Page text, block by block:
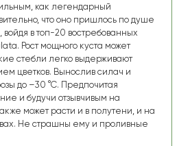
как легендарный
что оно пришлось по душе
в топ-20 востребованных
. Рост мощного куста может
стебли легко выдерживают
цветков. Вынослив силач и
до –30 °C. Предпочитая
и будучи отзывчивым на
может расти и в полутени, и на
Не страшны ему и проливные